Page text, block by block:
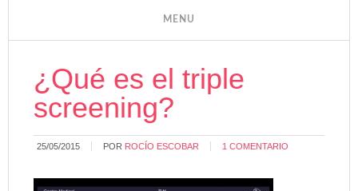
¿Qué es el triple
screening?
25/05/2015 POR ROCÍO ESCOBAR 1 COMENTARIO